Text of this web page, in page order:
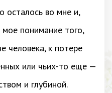
осталось во мне и,
понимание того,
человека, к потере
или чьих-то еще —
и глубиной.